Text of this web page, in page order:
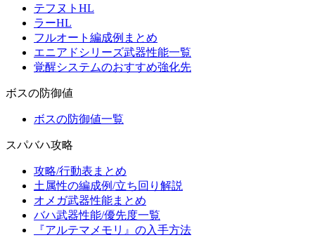
テフヌトHL
ラーHL
フルオート編成例まとめ
エニアドシリーズ武器性能一覧
覚醒システムのおすすめ強化先
ボスの防御値
ボスの防御値一覧
スパバハ攻略
攻略/行動表まとめ
土属性の編成例/立ち回り解説
オメガ武器性能まとめ
バハ武器性能/優先度一覧
『アルテマメモリ』の入手方法